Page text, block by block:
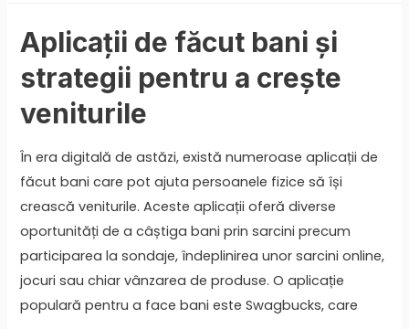
Aplicații de făcut bani și
strategii pentru a crește
veniturile
În era digitală de astăzi, există numeroase aplicații de
făcut bani care pot ajuta persoanele fizice să își
crească veniturile. Aceste aplicații oferă diverse
oportunități de a câștiga bani prin sarcini precum
participarea la sondaje, îndeplinirea unor sarcini online,
jocuri sau chiar vânzarea de produse. O aplicație
populară pentru a face bani este Swagbucks, care